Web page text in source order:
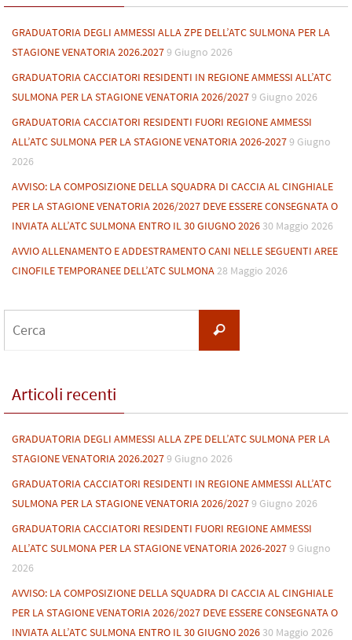
GRADUATORIA DEGLI AMMESSI ALLA ZPE DELL’ATC SULMONA PER LA
STAGIONE VENATORIA 2026.20279 Giugno 2026
GRADUATORIA CACCIATORI RESIDENTI IN REGIONE AMMESSI ALL’ATC
SULMONA PER LA STAGIONE VENATORIA 2026/20279 Giugno 2026
GRADUATORIA CACCIATORI RESIDENTI FUORI REGIONE AMMESSI
ALL’ATC SULMONA PER LA STAGIONE VENATORIA 2026-20279 Giugno
2026
AVVISO: LA COMPOSIZIONE DELLA SQUADRA DI CACCIA AL CINGHIALE
PER LA STAGIONE VENATORIA 2026/2027 DEVE ESSERE CONSEGNATA O
INVIATA ALL’ATC SULMONA ENTRO IL 30 GIUGNO 202630 Maggio 2026
AVVIO ALLENAMENTO E ADDESTRAMENTO CANI NELLE SEGUENTI AREE
CINOFILE TEMPORANEE DELL’ATC SULMONA28 Maggio 2026
Cerca
Articoli recenti
GRADUATORIA DEGLI AMMESSI ALLA ZPE DELL’ATC SULMONA PER LA
STAGIONE VENATORIA 2026.20279 Giugno 2026
GRADUATORIA CACCIATORI RESIDENTI IN REGIONE AMMESSI ALL’ATC
SULMONA PER LA STAGIONE VENATORIA 2026/20279 Giugno 2026
GRADUATORIA CACCIATORI RESIDENTI FUORI REGIONE AMMESSI
ALL’ATC SULMONA PER LA STAGIONE VENATORIA 2026-20279 Giugno
2026
AVVISO: LA COMPOSIZIONE DELLA SQUADRA DI CACCIA AL CINGHIALE
PER LA STAGIONE VENATORIA 2026/2027 DEVE ESSERE CONSEGNATA O
INVIATA ALL’ATC SULMONA ENTRO IL 30 GIUGNO 202630 Maggio 2026